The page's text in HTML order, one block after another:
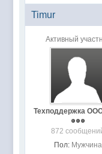
Timur
Активный
Техподдержка
872
Пол: Мужчина